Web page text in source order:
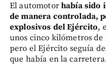
El automotorhabía sido
de manera controlada,
explosivos del Ejército,
unos cinco kilómetros
pero el Ejército seguía
que había en la